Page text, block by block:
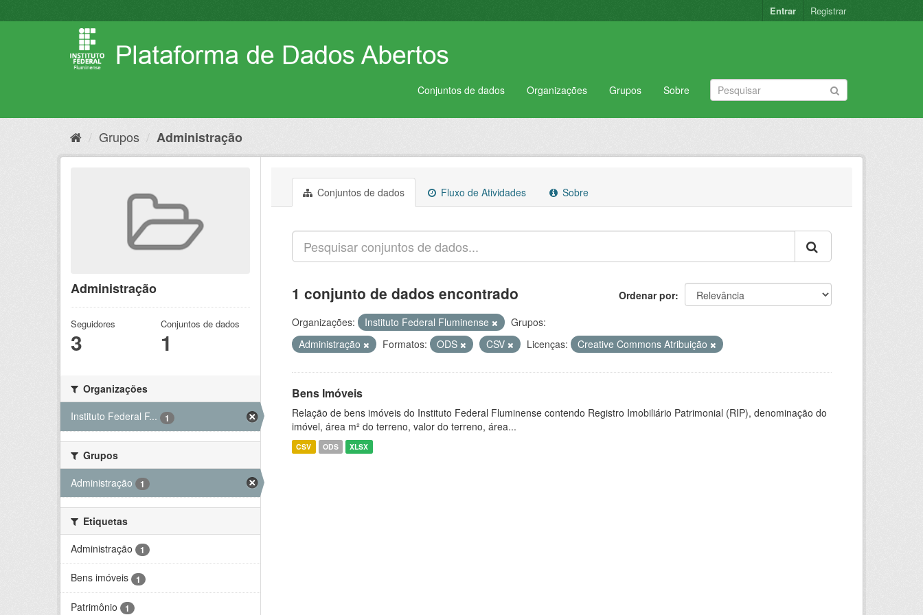
para
Entrar Registrar
Conjuntos de dados Organizações Grupos Sobre
Grupos Administração
Administração
Seguidores
3
Conjuntos de dados
1
Organizações
Instituto Federal F...
1
Grupos
Administração
1
Etiquetas
Administração
1
Bens imóveis 1
Patrimônio 1
Conjuntos de dados Fluxo de Atividades Sobre
Ordenar por
1 conjunto de dados encontrado
Organizações: Instituto Federal Fluminense
Grupos:
Administração
Formatos: ODS CSV Licenças: Creative Commons Atribuição
Bens Imóveis
Relação de bens imóveis do Instituto Federal Fluminense contendo Registro Imobiliário Patrimonial (RIP), denominação do
imóvel, área m² do terreno, valor do terreno, área...
CSV ODS XLSX